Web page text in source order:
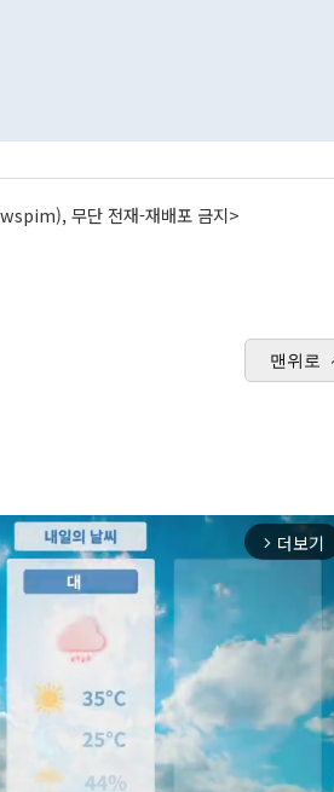
무단 전재-재배포 금지>
맨위로
arrow_forward_ios 더보기